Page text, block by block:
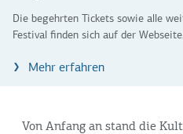
Die begehrten Tickets sowie alle
Festival finden sich auf der Webseite.
Mehr erfahren
Von Anfang an stand die